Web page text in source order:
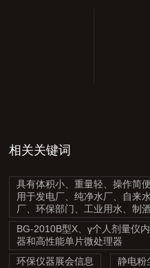
相关关键词
具有体积小、重量轻、操作简
用于发电厂、纯净水厂、自来
厂、环保部门、工业用水、制
BG-2010B型X、γ个人剂量仪
器和高性能单片微处理器
环保仪器展会信息
静电粉